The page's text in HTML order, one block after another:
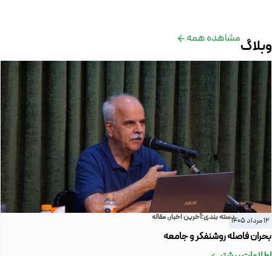
وبلاگمشاهده همه
12 مرداد 1405 دسته بندی:آخرین اخبار,مقاله
بحران فاصله روشنفکر و جامعه